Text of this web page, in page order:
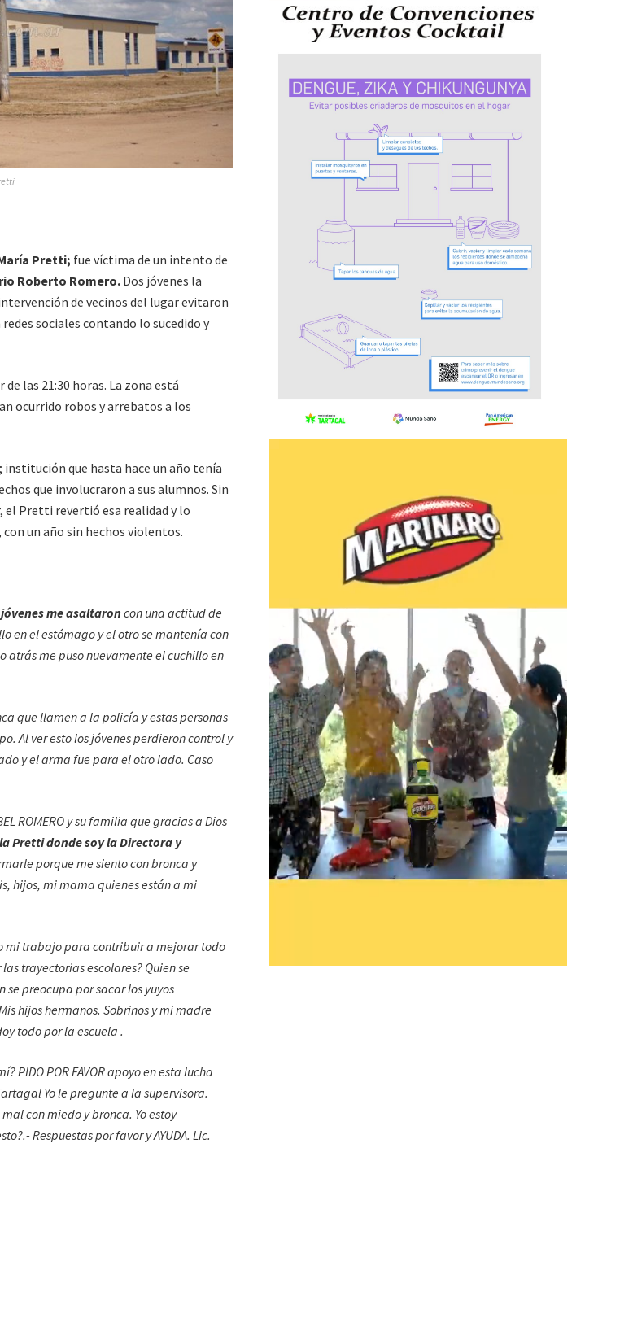
Pretti; fue víctima de un intento de
Roberto Romero. Dos jóvenes la
de vecinos del lugar evitaron
sociales contando lo sucedido y
las 21:30 horas. La zona está
ocurrido robos y arrebatos a los
que hasta hace un año tenía
que involucraron a sus alumnos. Sin
Pretti revertió esa realidad y lo
un año sin hechos violentos.
me asaltaroncon una actitud de
en el estómago y el otro se mantenía con
atrás me puso nuevamente el cuchillo en
que llamen a la policía y estas personas
Al ver esto los jóvenes perdieron control y
y el arma fue para el otro lado. Caso
ROMERO y su familia que gracias a Dios
Pretti donde soy la Directora y
porque me siento con bronca y
hijos, mi mama quienes están a mi
mi trabajo para contribuir a mejorar todo
trayectorias escolares? Quien se
preocupa por sacar los yuyos
hijos hermanos. Sobrinos y mi madre
todo por la escuela .
PIDO POR FAVOR apoyo en esta lucha
Yo le pregunte a la supervisora.
mal con miedo y bronca. Yo estoy
Respuestas por favor y AYUDA. Lic.